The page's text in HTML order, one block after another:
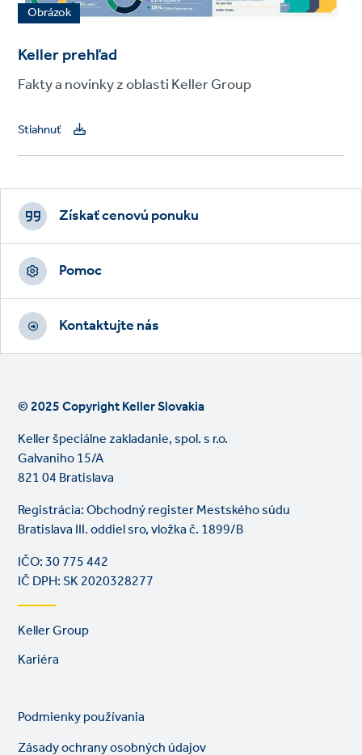
Obrázok
Keller prehľad
Fakty a novinky z oblasti Keller Group
Stiahnuť
Footer
CTAs
Získať cenovú ponuku
Pomoc
Kontaktujte nás
© 2025 Copyright Keller Slovakia
Keller špeciálne zakladanie, spol. s r.o.
Galvaniho 15/A
821 04 Bratislava
Registrácia: Obchodný register Mestského súdu
Bratislava III. oddiel sro, vložka č. 1899/B
IČO: 30 775 442
IČ DPH: SK 2020328277
Footer
links
Keller Group
Kariéra
Legal
Podmienky používania
Zásady ochrany osobných údajov